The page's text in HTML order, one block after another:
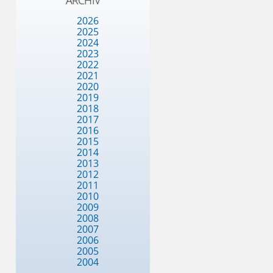
2026
2025
2024
2023
2022
2021
2020
2019
2018
2017
2016
2015
2014
2013
2012
2011
2010
2009
2008
2007
2006
2005
2004